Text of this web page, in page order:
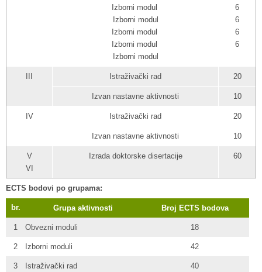
Izborni modul
Izborni modul
Izborni modul
Izborni modul
Izborni modul
6
6
6
6
III Istraživački rad 20
Izvan nastavne aktivnosti 10
IV Istraživački rad 20
Izvan nastavne aktivnosti 10
V
VI
Izrada doktorske disertacije 60
ECTS bodovi po grupama:
br. Grupa aktivnosti Broj ECTS bodova
1 Obvezni moduli 18
2 Izborni moduli 42
3 Istraživački rad 40